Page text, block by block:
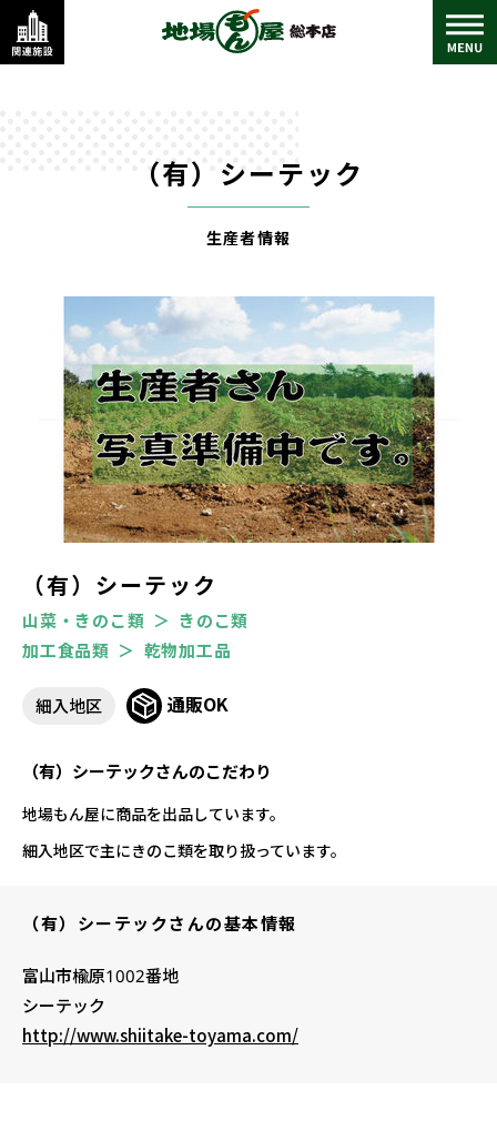
（有）シーテック
生産者情報
（有）シーテック
山菜・きのこ類
きのこ類
加工食品類
乾物加工品
細入地区 通販OK
（有）シーテックさんのこだわり
地場もん屋に商品を出品しています。
細入地区で主にきのこ類を取り扱っています。
（有）シーテックさんの基本情報
富山市楡原1002番地
シーテック
http://www.shiitake-toyama.com/